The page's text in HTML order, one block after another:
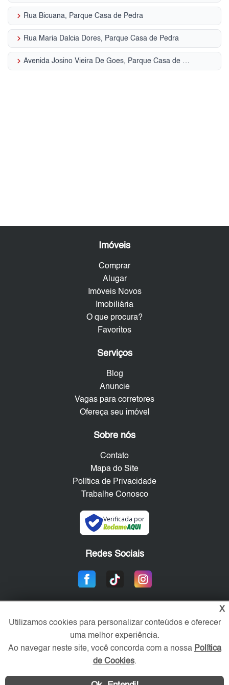
keyboard_arrow_right Rua Bicuana, Parque Casa de Pedra
keyboard_arrow_right Rua Maria Dalcia Dores, Parque Casa de Pedra
keyboard_arrow_right Avenida Josino Vieira De Goes, Parque Casa de Pedra
Imóveis
Comprar
Alugar
Imóveis Novos
Imobiliária
O que procura?
Favoritos
Serviços
Blog
Anuncie
Vagas para corretores
Ofereça seu imóvel
Sobre nós
Contato
Mapa do Site
Política de Privacidade
Trabalhe Conosco
Verificada por
Redes Sociais
Área exclusiva aos anunciantes,
X
Utilizamos cookies para personalizar conteúdos e oferecer
uma melhor experiência.
Ao navegar neste site, você concorda com a nossa Política
de Cookies.